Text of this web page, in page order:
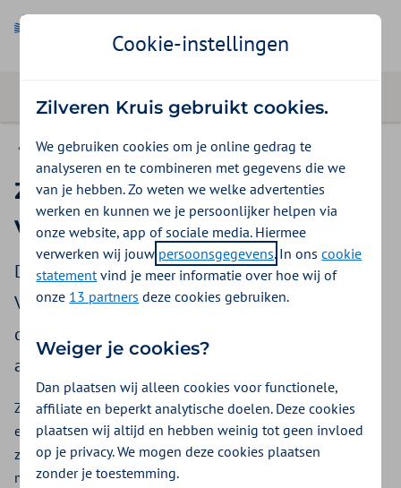
Succesvolle initiatieven (uit de praktijk)
Zinnig en simpel
verantwoorden
De NZa heeft de beleidsregel Zinnig en Simpel
Verantwoorden verlengd en biedt daarmee dus
de mogelijkheid om te experimenteren om de
administratieve lastendruk te verlagen.
Zorgaanbieders beschikken over veel nuttige data. Het
experiment maakt gebruik van deze data op basis van
zogenoemde datapunten. Met deze datapunten is het
mogelijk om te voldoen in de verantwoording over de
Cookie-instellingen
Zilveren Kruis gebruikt cookies.
We gebruiken cookies om je online gedrag te
analyseren en te combineren met gegevens die we
van je hebben. Zo weten we welke advertenties
werken en kunnen we je persoonlijker helpen via
onze website, app of sociale media. Hiermee
verwerken wij jouw persoonsgegevens. In onscookie
statementvind je meer informatie over hoe wij of
onze 13 partners deze cookies gebruiken.
Weiger je cookies?
Dan plaatsen wij alleen cookies voor functionele,
affiliate en beperkt analytische doelen. Deze cookies
plaatsen wij altijd en hebben weinig tot geen invloed
op je privacy. We mogen deze cookies plaatsen
zonder je toestemming.